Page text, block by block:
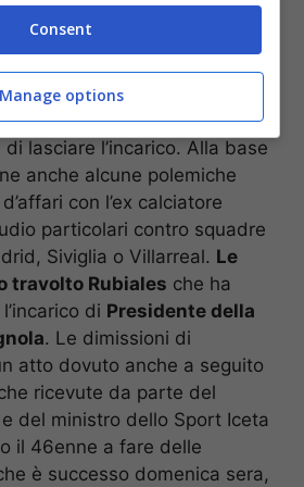
Hermoso durante la
vittoria dei Mondiali femminili.
molesto che non è piaciuto
spagnola che ha
uno del calcio che ha
di lasciare l’incarico. Alla base
anche alcune polemiche
con l’ex calciatore
particolari contro squadre
Siviglia o Villarreal. Le
travolto Rubiales che ha
di Presidente della
. Le dimissioni di
atto dovuto anche a seguito
ricevute da parte del
del ministro dello Sport Iceta
il 46enne a fare delle
è successo domenica sera,
Consent
Manage options